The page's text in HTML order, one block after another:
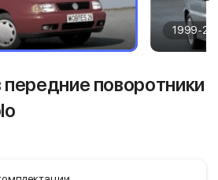
1999-
поворотники